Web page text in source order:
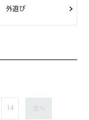
外遊び
14 次へ